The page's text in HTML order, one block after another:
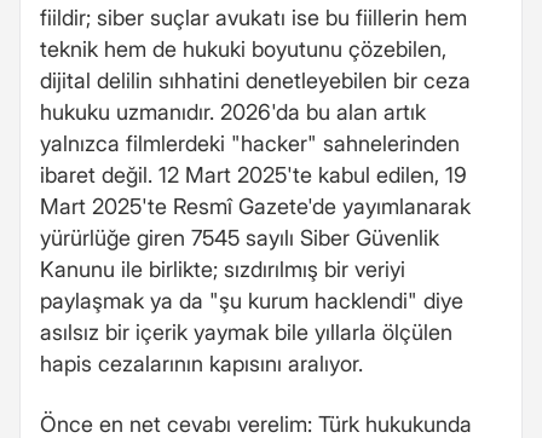
fiildir; siber suçlar avukatı ise bu fiillerin hem
teknik hem de hukuki boyutunu çözebilen,
dijital delilin sıhhatini denetleyebilen bir ceza
hukuku uzmanıdır. 2026'da bu alan artık
yalnızca filmlerdeki "hacker" sahnelerinden
ibaret değil. 12 Mart 2025'te kabul edilen, 19
Mart 2025'te Resmî Gazete'de yayımlanarak
yürürlüğe giren 7545 sayılı Siber Güvenlik
Kanunu ile birlikte; sızdırılmış bir veriyi
paylaşmak ya da "şu kurum hacklendi" diye
asılsız bir içerik yaymak bile yıllarla ölçülen
hapis cezalarının kapısını aralıyor.
Önce en net cevabı verelim: Türk hukukunda